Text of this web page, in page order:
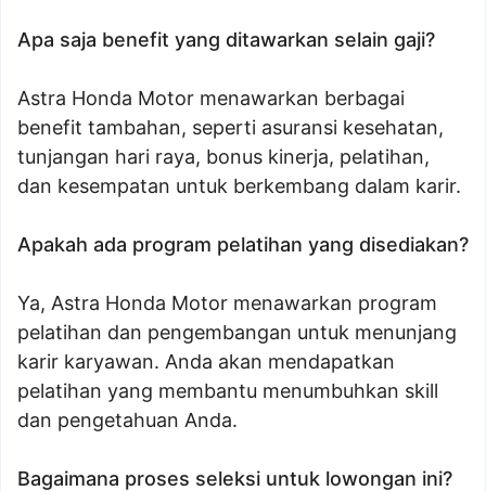
Apa saja benefit yang ditawarkan selain gaji?
Astra Honda Motor menawarkan berbagai
benefit tambahan, seperti asuransi kesehatan,
tunjangan hari raya, bonus kinerja, pelatihan,
dan kesempatan untuk berkembang dalam karir.
Apakah ada program pelatihan yang disediakan?
Ya, Astra Honda Motor menawarkan program
pelatihan dan pengembangan untuk menunjang
karir karyawan. Anda akan mendapatkan
pelatihan yang membantu menumbuhkan skill
dan pengetahuan Anda.
Bagaimana proses seleksi untuk lowongan ini?